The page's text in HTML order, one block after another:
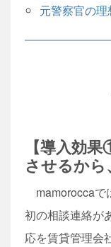
元警察官の
【導入効
させるか
mamoroccaで
初の相談連絡が
応を賃貸管理会